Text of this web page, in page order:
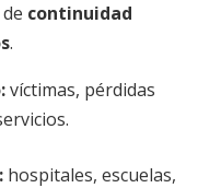
continuidad
.
víctimas, pérdidas
hospitales, escuelas,